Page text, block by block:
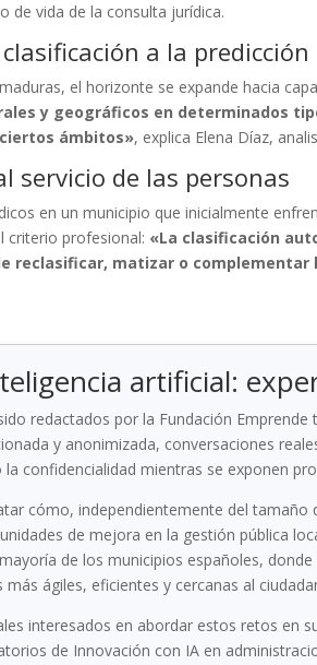
de vida de la consulta jurídica.
a la predicción
el horizonte se expande hacia
y geográficos en determinados
ámbitos», explica Elena Díaz,
servicio de las personas
en un municipio que inicialmente
criterio profesional: «La clasificación
reclasificar, matizar o
artificial:
redactados por la Fundación
y anonimizada, conversaciones
confidencialidad mientras se exponen
cómo, independientemente del
de mejora en la gestión pública
de los municipios españoles,
ágiles, eficientes y cercanas al
interesados en abordar estos retos en
de Innovación con IA en